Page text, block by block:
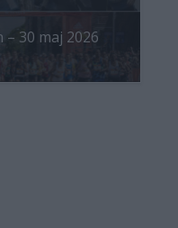
30 maj 2026